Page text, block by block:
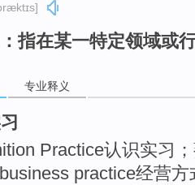
指在某一特定领域或
专业释义
Practice认识实习
business practice经营